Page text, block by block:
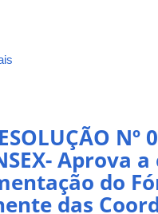
Nº
Aprova
do
das